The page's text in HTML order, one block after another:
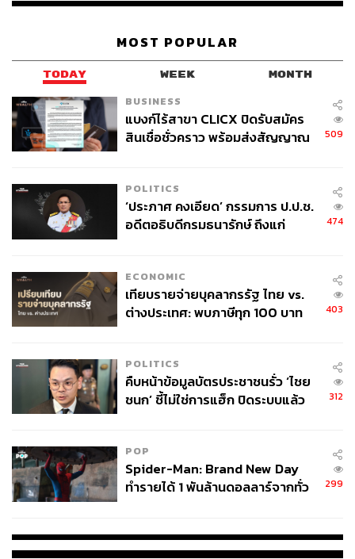
MOST POPULAR
TODAY WEEK MONTH
BUSINESS
แบงก์ไร้สาขา CLICX ปิดรับสมัคร
สินเชื่อชั่วคราว พร้อมส่งสัญญาณ
509
POLITICS
‘ประภาศ คงเอียด’ กรรมการ ป.ป.ช.
อดีตอธิบดีกรมธนารักษ์ ถึงแก่
474
ECONOMIC
เทียบรายจ่ายบุคลากรรัฐ ไทย vs.
ต่างประเทศ: พบภาษีทุก 100 บาท
403
POLITICS
คืบหน้าข้อมูลบัตรประชาชนรั่ว ‘ไชย
ชนก’ ชี้ไม่ใช่การแฮ็ก ปิดระบบแล้ว
312
POP
Spider-Man: Brand New Day
ทำรายได้ 1 พันล้านดอลลาร์จากทั่ว
299